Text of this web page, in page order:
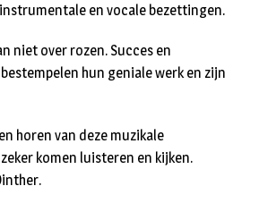
en vocale bezettingen.
niet over rozen. Succes en
hun geniale werk en zijn
horen van deze muzikale
komen luisteren en kijken.